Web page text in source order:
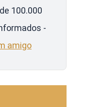
100.000
-
amigo